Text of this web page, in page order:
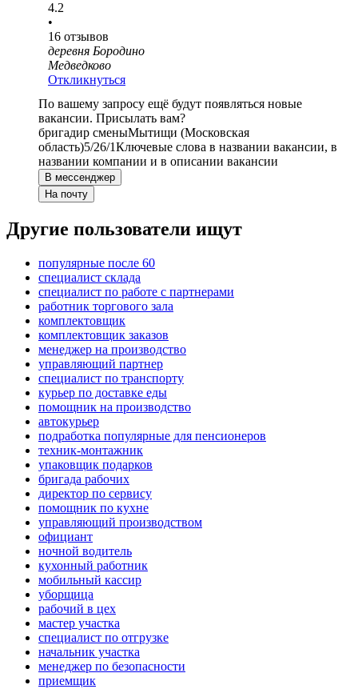
4.2
•
16 отзывов
деревня Бородино
Медведково
Откликнуться
По вашему запросу ещё будут появляться новые
вакансии. Присылать вам?
бригадир сменыМытищи (Московская
область)5/26/1Ключевые слова в названии вакансии, в
названии компании и в описании вакансии
В мессенджер
На почту
Другие пользователи ищут
популярные после 60
специалист склада
специалист по работе с партнерами
работник торгового зала
комплектовщик
комплектовщик заказов
менеджер на производство
управляющий партнер
специалист по транспорту
курьер по доставке еды
помощник на производство
автокурьер
подработка популярные для пенсионеров
техник-монтажник
упаковщик подарков
бригада рабочих
директор по сервису
помощник по кухне
управляющий производством
официант
ночной водитель
кухонный работник
мобильный кассир
уборщица
рабочий в цех
мастер участка
специалист по отгрузке
начальник участка
менеджер по безопасности
приемщик